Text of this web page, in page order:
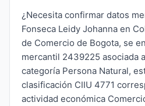
¿Necesita confirmar datos
Fonseca Leidy Johanna en
de Comercio de Bogota, se
mercantil 2439225 asociada
categoría Persona Natural,
clasificación CIIU 4771
actividad económica